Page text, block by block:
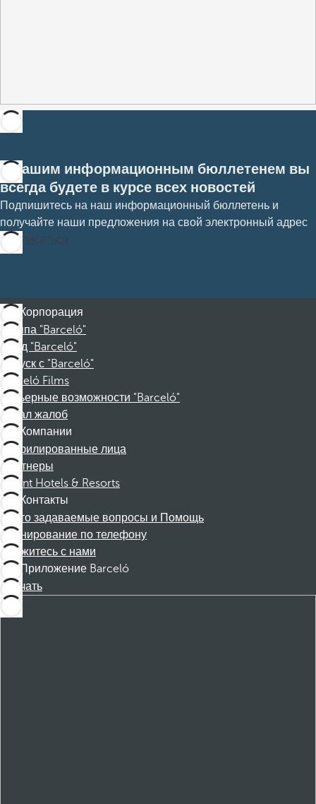
С нашим информационным бюллетенем вы
всегда будете в курсе всех новостей
Подпишитесь на наш информационный бюллетень и
получайте наши предложения на свой электронный адрес
Подписаться
Корпорация
Группа "Barceló"
Фонд "Barceló"
Отпуск с "Barceló"
Barceló Films
Карьерные возможности "Barceló"
Канал жалоб
Компании
Аффилированные лица
Партнеры
Dorint Hotels & Resorts
Контакты
Часто задаваемые вопросы и Помощь
Бронирование по телефону
Свяжитесь с нами
Приложение Barceló
Скачать